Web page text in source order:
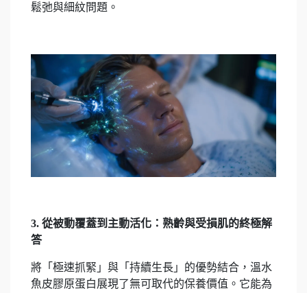
鬆弛與細紋問題。
3. 從被動覆蓋到主動活化：熟齡與受損肌的終極解
答
將「極速抓緊」與「持續生長」的優勢結合，溫水
魚皮膠原蛋白展現了無可取代的保養價值。它能為